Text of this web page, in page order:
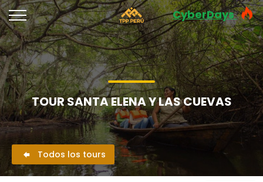
TOUR SANTA ELENA Y LAS CUEVAS
Todos los tours
CyberDays